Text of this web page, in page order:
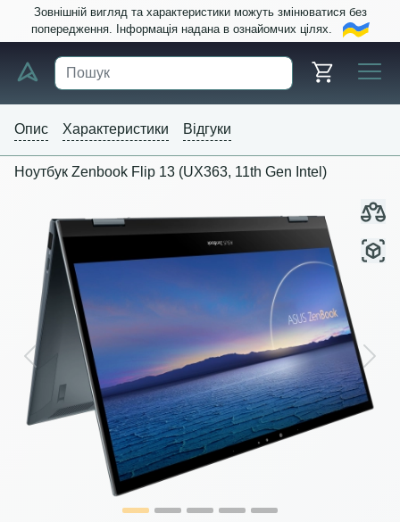
Зовнішній вигляд та характеристики можуть змінюватися без
попередження. Інформація надана в ознайомчих цілях.
Опис Характеристики Відгуки
Ноутбук Zenbook Flip 13 (UX363, 11th Gen Intel)
Previous Next